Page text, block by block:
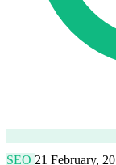
SEO 21 February,